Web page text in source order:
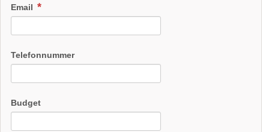
Email
Telefonnummer
Budget